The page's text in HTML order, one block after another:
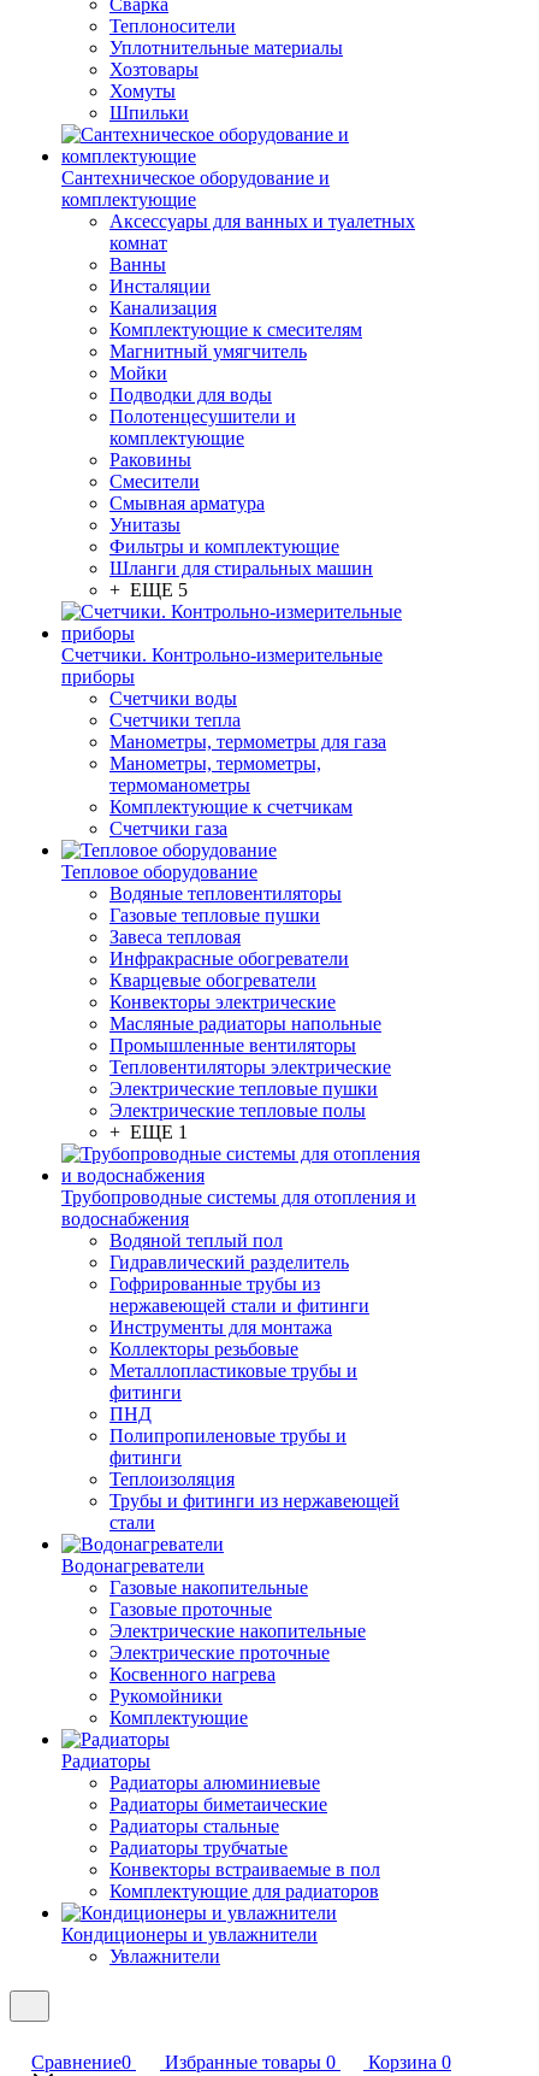
Сварка
Теплоносители
Уплотнительные материалы
Хозтовары
Хомуты
Шпильки
Сантехническое оборудование и
комплектующие
Аксессуары для ванных и туалетных
комнат
Ванны
Инсталяции
Канализация
Комплектующие к смесителям
Магнитный умягчитель
Мойки
Подводки для воды
Полотенцесушители и
комплектующие
Раковины
Смесители
Смывная арматура
Унитазы
Фильтры и комплектующие
Шланги для стиральных машин
+ ЕЩЕ 5
Счетчики. Контрольно-измерительные
приборы
Счетчики воды
Счетчики тепла
Манометры, термометры для газа
Манометры, термометры,
термоманометры
Комплектующие к счетчикам
Счетчики газа
Тепловое оборудование
Водяные тепловентиляторы
Газовые тепловые пушки
Завеса тепловая
Инфракрасные обогреватели
Кварцевые обогреватели
Конвекторы электрические
Масляные радиаторы напольные
Промышленные вентиляторы
Тепловентиляторы электрические
Электрические тепловые пушки
Электрические тепловые полы
+ ЕЩЕ 1
Трубопроводные системы для отопления и
водоснабжения
Водяной теплый пол
Гидравлический разделитель
Гофрированные трубы из
нержавеющей стали и фитинги
Инструменты для монтажа
Коллекторы резьбовые
Металлопластиковые трубы и
фитинги
ПНД
Полипропиленовые трубы и
фитинги
Теплоизоляция
Трубы и фитинги из нержавеющей
стали
Водонагреватели
Газовые накопительные
Газовые проточные
Электрические накопительные
Электрические проточные
Косвенного нагрева
Рукомойники
Комплектующие
Радиаторы
Радиаторы алюминиевые
Радиаторы биметаические
Радиаторы стальные
Радиаторы трубчатые
Конвекторы встраиваемые в пол
Комплектующие для радиаторов
Кондиционеры и увлажнители
Увлажнители
Сравнение0 Избранные товары 0 Корзина 0